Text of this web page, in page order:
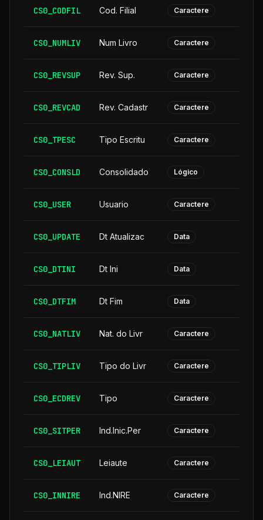
CS0_CODFIL Cod. Filial Caractere
CS0_NUMLIV Num Livro Caractere
CS0_REVSUP Rev. Sup. Caractere
CS0_REVCAD Rev. Cadastr Caractere
CS0_TPESC Tipo Escritu Caractere
CS0_CONSLD Consolidado Lógico
CS0_USER Usuario Caractere
CS0_UPDATE Dt Atualizac Data
CS0_DTINI Dt Ini Data
CS0_DTFIM Dt Fim Data
CS0_NATLIV Nat. do Livr Caractere
CS0_TIPLIV Tipo do Livr Caractere
CS0_ECDREV Tipo Caractere
CS0_SITPER Ind.Inic.Per Caractere
CS0_LEIAUT Leiaute Caractere
CS0_INNIRE Ind.NIRE Caractere